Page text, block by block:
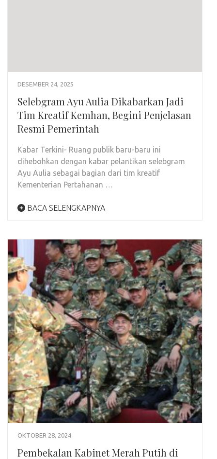
DESEMBER 24, 2025
Selebgram Ayu Aulia Dikabarkan Jadi
Tim Kreatif Kemhan, Begini Penjelasan
Resmi Pemerintah
Kabar Terkini- Ruang publik baru-baru ini
dihebohkan dengan kabar pelantikan selebgram
Ayu Aulia sebagai bagian dari tim kreatif
Kementerian Pertahanan …
BACA SELENGKAPNYA
OKTOBER 28, 2024
Pembekalan Kabinet Merah Putih di